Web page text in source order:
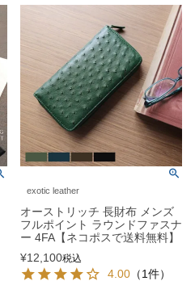
exotic leather
オーストリッチ 長財布 メンズ
フルポイント ラウンドファスナ
ー 4FA【ネコポスで送料無料】
¥12,100税込
4.00 （1件）